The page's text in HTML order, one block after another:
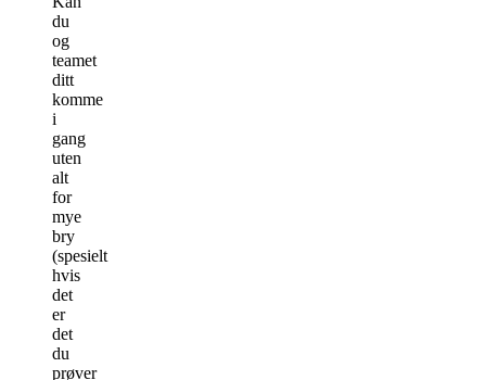
du
og
teamet
ditt
komme
i
gang
uten
alt
for
mye
bry
(spesielt
hvis
det
er
det
du
prøver